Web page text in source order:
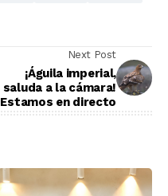
Next Post
¡Águila imperial,
saluda a la cámara!
Estamos en directo